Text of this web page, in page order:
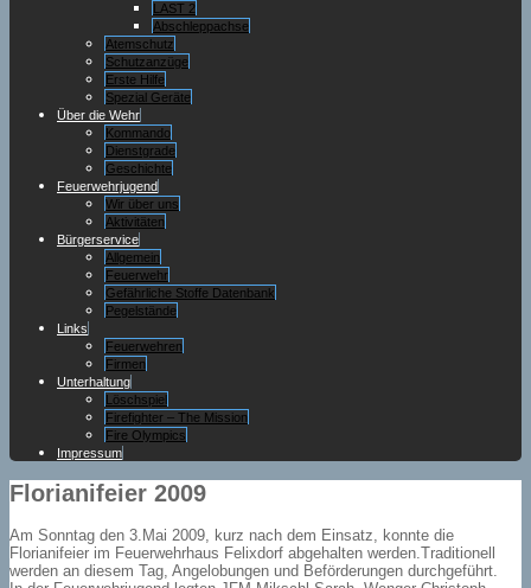
LAST 2
Abschleppachse
Atemschutz
Schutzanzüge
Erste Hilfe
Spezial Geräte
Über die Wehr
Kommando
Dienstgrade
Geschichte
Feuerwehrjugend
Wir über uns
Aktivitäten
Bürgerservice
Allgemein
Feuerwehr
Gefährliche Stoffe Datenbank
Pegelstände
Links
Feuerwehren
Firmen
Unterhaltung
Löschspiel
Firefighter – The Mission
Fire Olympics
Impressum
Florianifeier 2009
Am Sonntag den 3.Mai 2009, kurz nach dem Einsatz, konnte die
Florianifeier im Feuerwehrhaus Felixdorf abgehalten werden.Traditionell
werden an diesem Tag, Angelobungen und Beförderungen durchgeführt.